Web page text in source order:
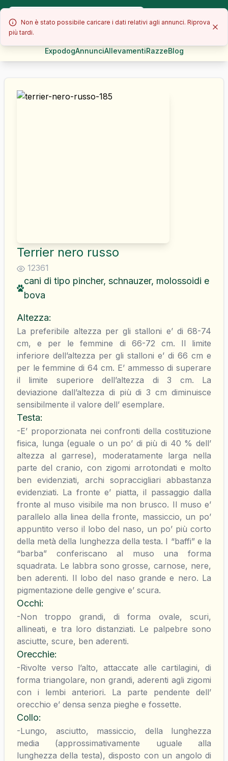
Non è stato possibile caricare i dati relativi agli annunci. Riprova
più tardi.
ExpodogAnnunciAllevamentiRazzeBlog
Terrier nero russo
12361
cani di tipo pincher, schnauzer, molossoidi e
bova
Altezza:
La preferibile altezza per gli stalloni e’ di 68-74
cm, e per le femmine di 66-72 cm. Il limite
inferiore dell’altezza per gli stalloni e’ di 66 cm e
per le femmine di 64 cm. E’ ammesso di superare
il limite superiore dell’altezza di 3 cm. La
deviazione dall’altezza di più di 3 cm diminuisce
sensibilmente il valore dell’ esemplare.
Testa:
-E’ proporzionata nei confronti della costituzione
fisica, lunga (eguale o un po’ di più di 40 % dell’
altezza al garrese), moderatamente larga nella
parte del cranio, con zigomi arrotondati e molto
ben evidenziati, archi sopraccigliari abbastanza
evidenziati. La fronte e’ piatta, il passaggio dalla
fronte al muso visibile ma non brusco. Il muso e’
parallelo alla linea della fronte, massiccio, un po’
appuntito verso il lobo del naso, un po’ più corto
della metà della lunghezza della testa. I “baffi” e la
“barba” conferiscano al muso una forma
squadrata. Le labbra sono grosse, carnose, nere,
ben aderenti. Il lobo del naso grande e nero. La
pigmentazione delle gengive e’ scura.
Occhi:
-Non troppo grandi, di forma ovale, scuri,
allineati, e tra loro distanziati. Le palpebre sono
asciutte, scure, ben aderenti.
Orecchie:
-Rivolte verso l’alto, attaccate alle cartilagini, di
forma triangolare, non grandi, aderenti agli zigomi
con i lembi anteriori. La parte pendente dell’
orecchio e’ densa senza pieghe e fossette.
Collo:
-Lungo, asciutto, massiccio, della lunghezza
media (approssimativamente uguale alla
lunghezza della testa), disposto con un angolo di